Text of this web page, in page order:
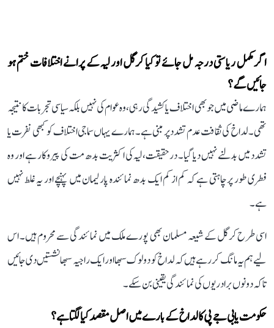
اگر مکمل ریاستی درجہ مل جائے تو کیا کرگل اور لیہ کے پرانے اختلافات ختم ہو
جائیں گے؟
ہمارے ماضی میں جو بھی اختلاف یا کشیدگی رہی، وہ عوام کی نہیں بلکہ سیاسی تجربات کا نتیجہ
تھی۔ لداخ کی ثقافت عدم تشدد پر مبنی ہے۔ ہمارے یہاں سماجی اختلاف کو کبھی نفرت یا
تشدد میں بدلنے نہیں دیا گیا۔ درحقیقت، لیہ کی اکثریت بدھ مت کی پیروکار ہے اور وہ
فطری طور پر چاہتی ہے کہ کم از کم ایک بدھ نمائندہ پارلیمان میں پہنچے اور یہ غلط نہیں
ہے۔
اسی طرح کرگل کے شیعہ مسلمان بھی پورے ملک میں نمائندگی سے محروم ہیں۔ اس
لیے ہم یہ مانگ کر رہے ہیں کہ لداخ کو دو لوک سبھا اور ایک راجیہ سبھا نشستیں دی جائیں
تاکہ دونوں برادریوں کی نمائندگی یقینی بن سکے۔
حکومت یا بی جے پی کا لداخ کے بارے میں اصل مقصد کیا لگتا ہے؟